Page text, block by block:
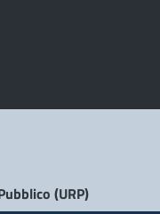
(URP)